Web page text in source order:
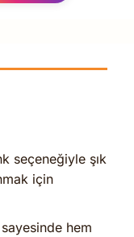
seçeneğiyle şık
için
hem